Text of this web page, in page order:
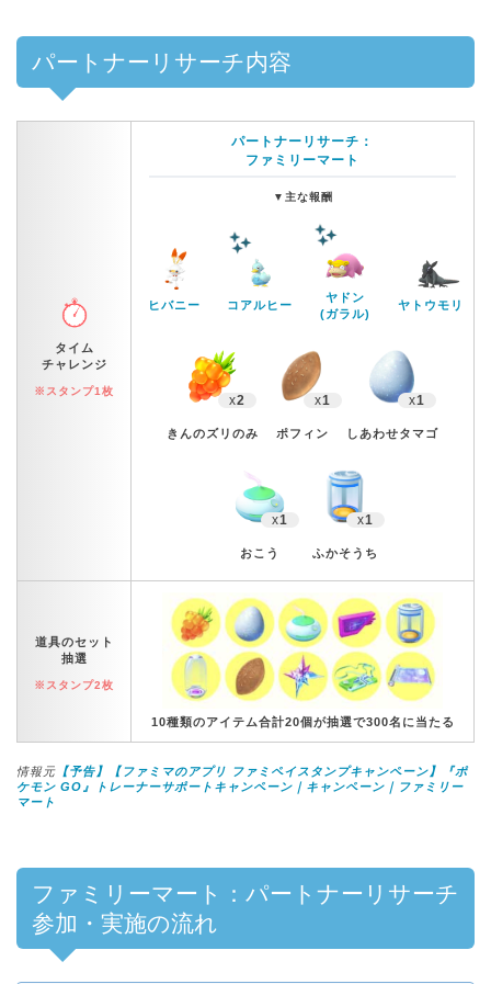
パートナーリサーチ内容
タイム
チャレンジ
※スタンプ1枚
パートナーリサーチ：
ファミリーマート
▼ 主な報酬
ヒバニー コアルヒー
ヤドン
(ガラル)
ヤトウモリ
x2
きんのズリのみ
x1
ポフィン
x1
しあわせタマゴ
x1
おこう
x1
ふかそうち
道具のセット
抽選
※スタンプ2枚
10種類のアイテム合計20個が抽選で300名に当たる
情報元 【予告】【ファミマのアプリ ファミペイスタンプキャンペーン】『ポ
ケモン GO』トレーナーサポートキャンペーン｜キャンペーン｜ファミリー
マート
ファミリーマート：パートナーリサーチ
参加・実施の流れ